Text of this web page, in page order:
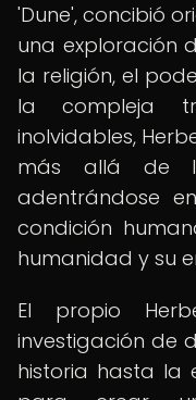
'Dune', concibió
una exploración
la religión, el
la compleja
inolvidables,
más allá de
adentrándose
condición
humanidad y su
El propio
investigación de
historia hasta la